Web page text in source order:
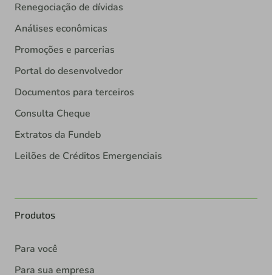
Renegociação de dívidas
Análises econômicas
Promoções e parcerias
Portal do desenvolvedor
Documentos para terceiros
Consulta Cheque
Extratos da Fundeb
Leilões de Créditos Emergenciais
Produtos
Para você
Para sua empresa